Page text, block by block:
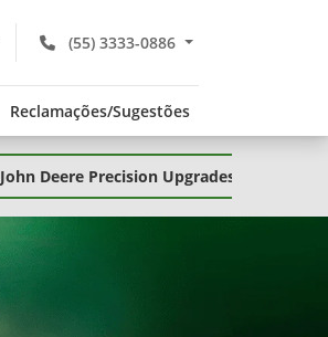
(55) 3333-0886
Reclamações/Sugestões
John Deere Precision Upgrades